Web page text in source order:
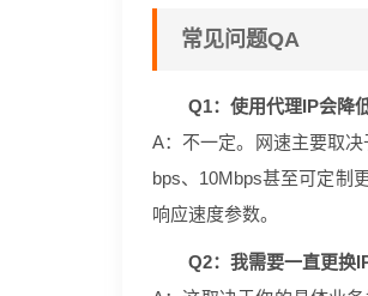
常见问题QA
Q1：使用代理IP会降
A：不一定。网速主要取
bps、10Mbps甚至可定制
响应速度参数。
Q2：我需要一直更换